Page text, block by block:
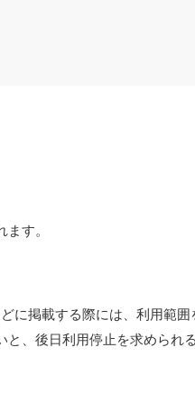
す。
に掲載する際には、利用範囲
、後日利用停止を求められ